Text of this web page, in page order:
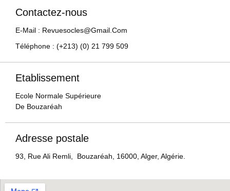
Contactez-nous
E-Mail : Revuesocles@gmail.com
Téléphone : (+213) (0) 21 799 509
Etablissement
Ecole Normale Supérieure
De Bouzaréah
Adresse postale
93, Rue Ali Remli, Bouzaréah, 16000, Alger, Algérie.